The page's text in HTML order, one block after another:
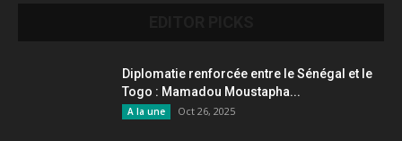
Diplomatie renforcée entre le Sénégal et le
Togo : Mamadou Moustapha...
A la une Oct 26, 2025